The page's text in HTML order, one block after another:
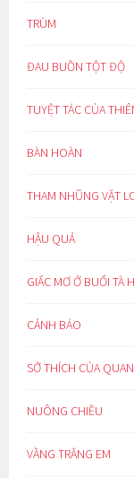
TRÙM
ĐAU BUỒN TỘT ĐỘ
TUYỆT TÁC CỦA
BÀN HOÀN
THAM NHŨNG VẶT
HẬU QUẢ
GIẤC MƠ Ở BUỔI TÀ
CẢNH BÁO
SỞ THÍCH CỦA
NUÔNG CHIỀU
VẦNG TRĂNG EM